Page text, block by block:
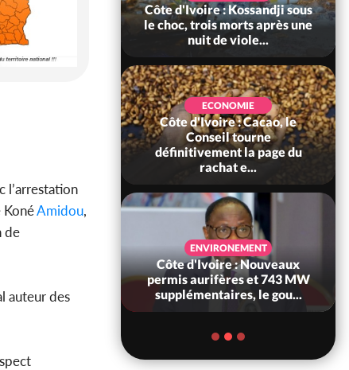
l’arrestation
KonéAmidou,
de
auteur des
: Indépendance
coeur
célébration...
structures...
Côte d'Ivoire : Kossandji sous
le choc, trois morts après une
nuit de viole...
ECONOMIE
Côte d'Ivoire : Cacao, le
Conseil tourne
définitivement la page du
rachat e...
ENVIRONEMENT
Côte d'Ivoire : Nouveaux
permis aurifères et 743 MW
supplémentaires, le gou...